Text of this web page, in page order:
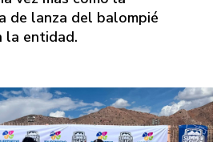
de lanza del balompié
la entidad.